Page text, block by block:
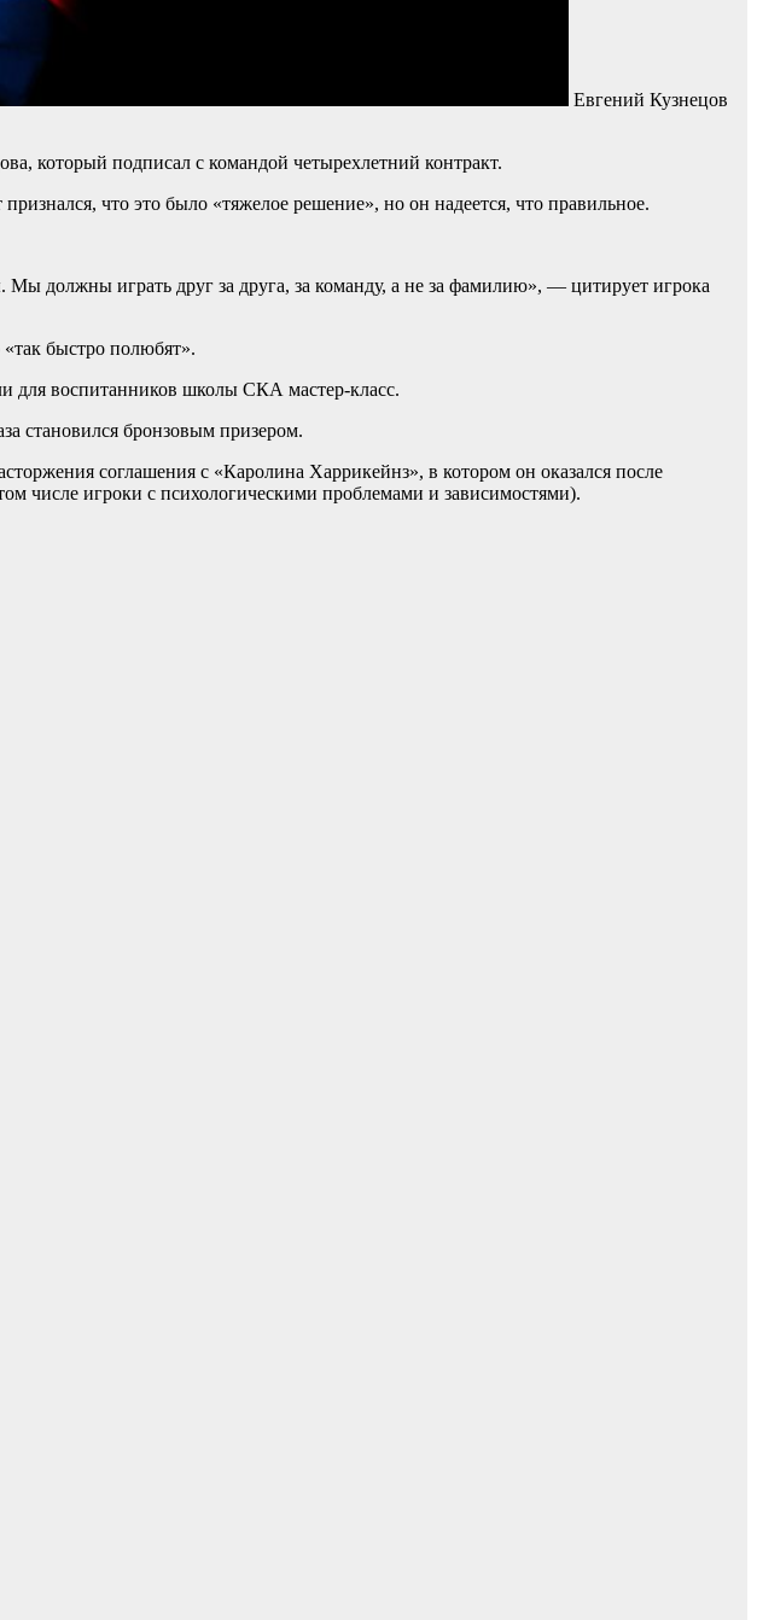
Евгений Кузнецов
который подписал с командой четырехлетний контракт.
что это было «тяжелое решение», но он надеется, что правильное.
должны играть друг за друга, за команду, а не за фамилию», — цитирует игрока
быстро полюбят».
для воспитанников школы СКА мастер-класс.
становился бронзовым призером.
соглашения с «Каролина Харрикейнз», в котором он оказался после
числе игроки с психологическими проблемами и зависимостями).